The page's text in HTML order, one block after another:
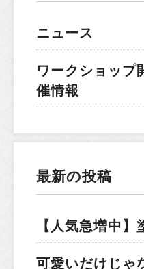
ニュース
ワークショップ
催情報
最新の投稿
【人気急増中
可愛いだけじ